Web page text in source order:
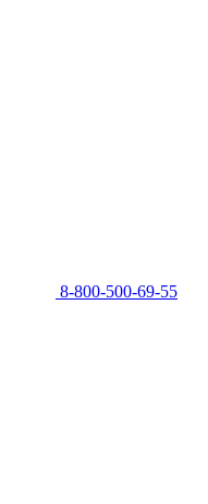
8-800-500-69-55